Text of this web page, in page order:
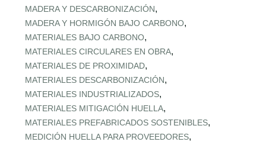
MADERA Y DESCARBONIZACIÓN,
MADERA Y HORMIGÓN BAJO CARBONO,
MATERIALES BAJO CARBONO,
MATERIALES CIRCULARES EN OBRA,
MATERIALES DE PROXIMIDAD,
MATERIALES DESCARBONIZACIÓN,
MATERIALES INDUSTRIALIZADOS,
MATERIALES MITIGACIÓN HUELLA,
MATERIALES PREFABRICADOS SOSTENIBLES,
MEDICIÓN HUELLA PARA PROVEEDORES,